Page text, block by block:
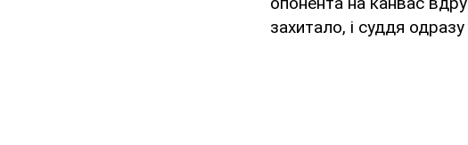
захитало, і суддя